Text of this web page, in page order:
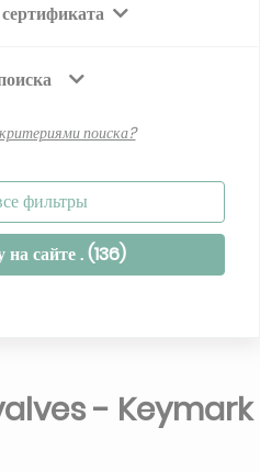
поиска?
фильтры
на сайте . (136)
- Keymark